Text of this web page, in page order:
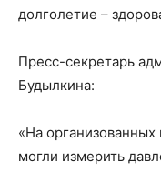
долголетие –
Пресс-секретарь
Будылкина:
«На
могли измерить